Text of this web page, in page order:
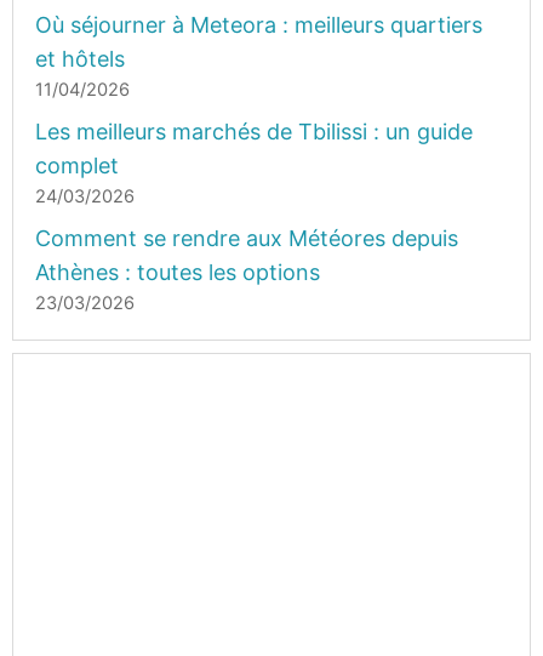
Où séjourner à Meteora : meilleurs quartiers
et hôtels
11/04/2026
Les meilleurs marchés de Tbilissi : un guide
complet
24/03/2026
Comment se rendre aux Météores depuis
Athènes : toutes les options
23/03/2026